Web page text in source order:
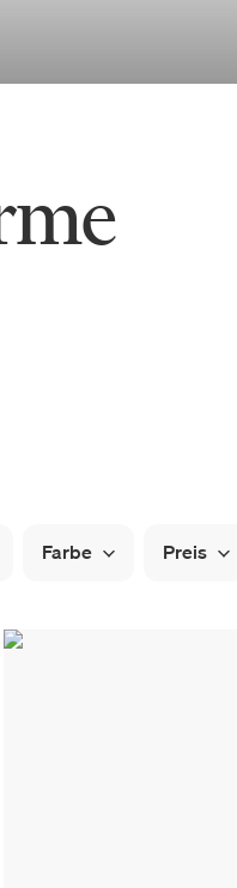
Farbe Preis